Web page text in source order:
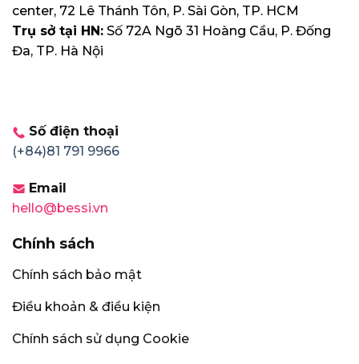
center, 72 Lê Thánh Tôn, P. Sài Gòn, TP. HCM
Trụ sở tại HN: Số 72A Ngõ 31 Hoàng Cầu, P. Đống
Đa, TP. Hà Nội
Số điện thoại
(+84)81 791 9966
Email
hello@bessi.vn
Chính sách
Chính sách bảo mật
Điều khoản & điều kiện
Chính sách sử dụng Cookie